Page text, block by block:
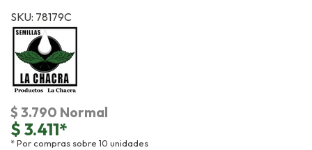
SKU: 78179C
$ 3.790 Normal
$ 3.411*
* Por compras sobre 10 unidades